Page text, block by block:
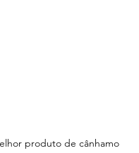
produto de cânhamo